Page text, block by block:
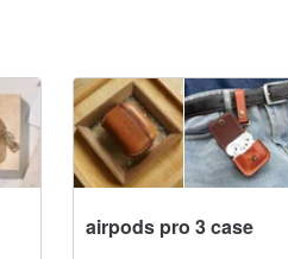
airpods pro 3 case